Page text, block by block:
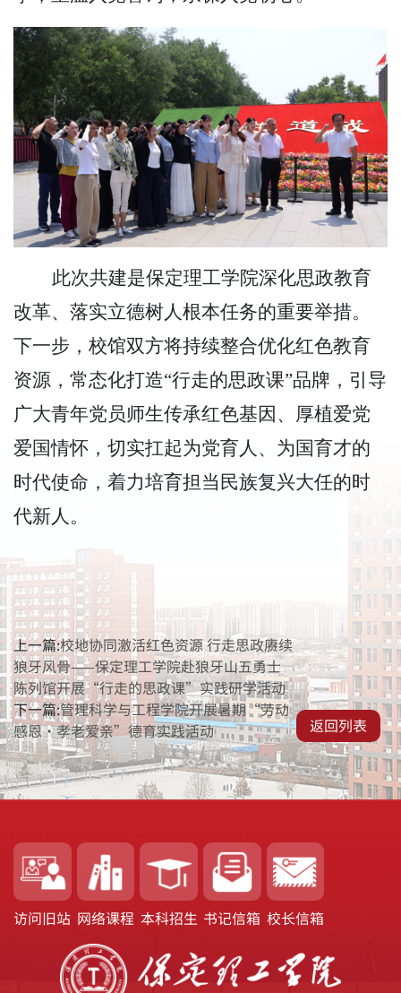
此次共建是保定理工学院深化思政教育
改革、落实立德树人根本任务的重要举措。
下一步，校馆双方将持续整合优化红色教育
资源，常态化打造“行走的思政课”品牌，引导
广大青年党员师生传承红色基因、厚植爱党
爱国情怀，切实扛起为党育人、为国育才的
时代使命，着力培育担当民族复兴大任的时
代新人。
上一篇:校地协同激活红色资源 行走思政赓续
狼牙风骨——保定理工学院赴狼牙山五勇士
陈列馆开展“行走的思政课”实践研学活动
下一篇:管理科学与工程学院开展暑期“劳动
感恩・孝老爱亲”德育实践活动
返回列表
访问旧站 网络课程 本科招生 书记信箱 校长信箱